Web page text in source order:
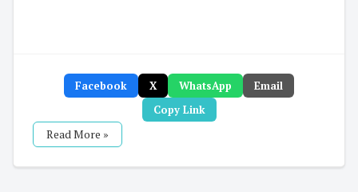
Facebook X WhatsApp
Email
Copy Link
Read More »